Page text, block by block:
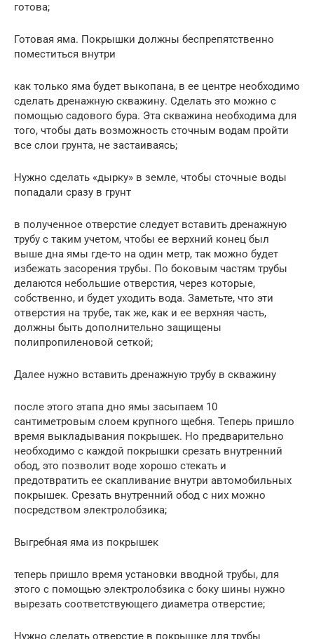
готова;
Готовая яма. Покрышки должны беспрепятственно
поместиться внутри
как только яма будет выкопана, в ее центре необходимо
сделать дренажную скважину. Сделать это можно с
помощью садового бура. Эта скважина необходима для
того, чтобы дать возможность сточным водам пройти
все слои грунта, не застаиваясь;
Нужно сделать «дырку» в земле, чтобы сточные воды
попадали сразу в грунт
в полученное отверстие следует вставить дренажную
трубу с таким учетом, чтобы ее верхний конец был
выше дна ямы где-то на один метр, так можно будет
избежать засорения трубы. По боковым частям трубы
делаются небольшие отверстия, через которые,
собственно, и будет уходить вода. Заметьте, что эти
отверстия на трубе, так же, как и ее верхняя часть,
должны быть дополнительно защищены
полипропиленовой сеткой;
Далее нужно вставить дренажную трубу в скважину
после этого этапа дно ямы засыпаем 10
сантиметровым слоем крупного щебня. Теперь пришло
время выкладывания покрышек. Но предварительно
необходимо с каждой покрышки срезать внутренний
обод, это позволит воде хорошо стекать и
предотвратить ее скапливание внутри автомобильных
покрышек. Срезать внутренний обод с них можно
посредством электролобзика;
Выгребная яма из покрышек
теперь пришло время установки вводной трубы, для
этого с помощью электролобзика с боку шины нужно
вырезать соответствующего диаметра отверстие;
Нужно сделать отверстие в покрышке для трубы